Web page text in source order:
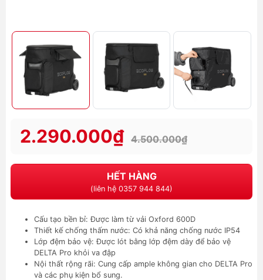
2.290.000₫ 4.500.000₫
HẾT HÀNG
(liên hệ 0357 944 844)
Cấu tạo bền bỉ: Được làm từ vải Oxford 600D
Thiết kế chống thấm nước: Có khả năng chống nước IP54
Lớp đệm bảo vệ: Được lót bằng lớp đệm dày để bảo vệ
DELTA Pro khỏi va đập
Nội thất rộng rãi: Cung cấp ample không gian cho DELTA Pro
và các phụ kiện bổ sung.